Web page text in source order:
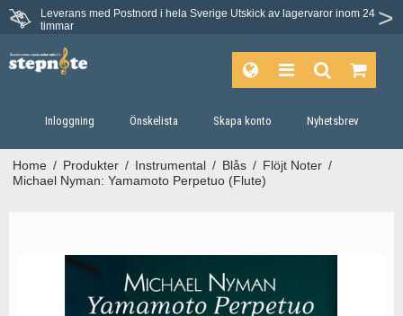
Leverans med Postnord i hela Sverige Utskick av lagervaror inom 24
timmar
Du har 30 dagars ångerrätt.
Inloggning Önskelista Skapa konto Nyhetsbrev
Home / Produkter / Instrumental / Blås / Flöjt Noter /
Michael Nyman: Yamamoto Perpetuo (Flute)